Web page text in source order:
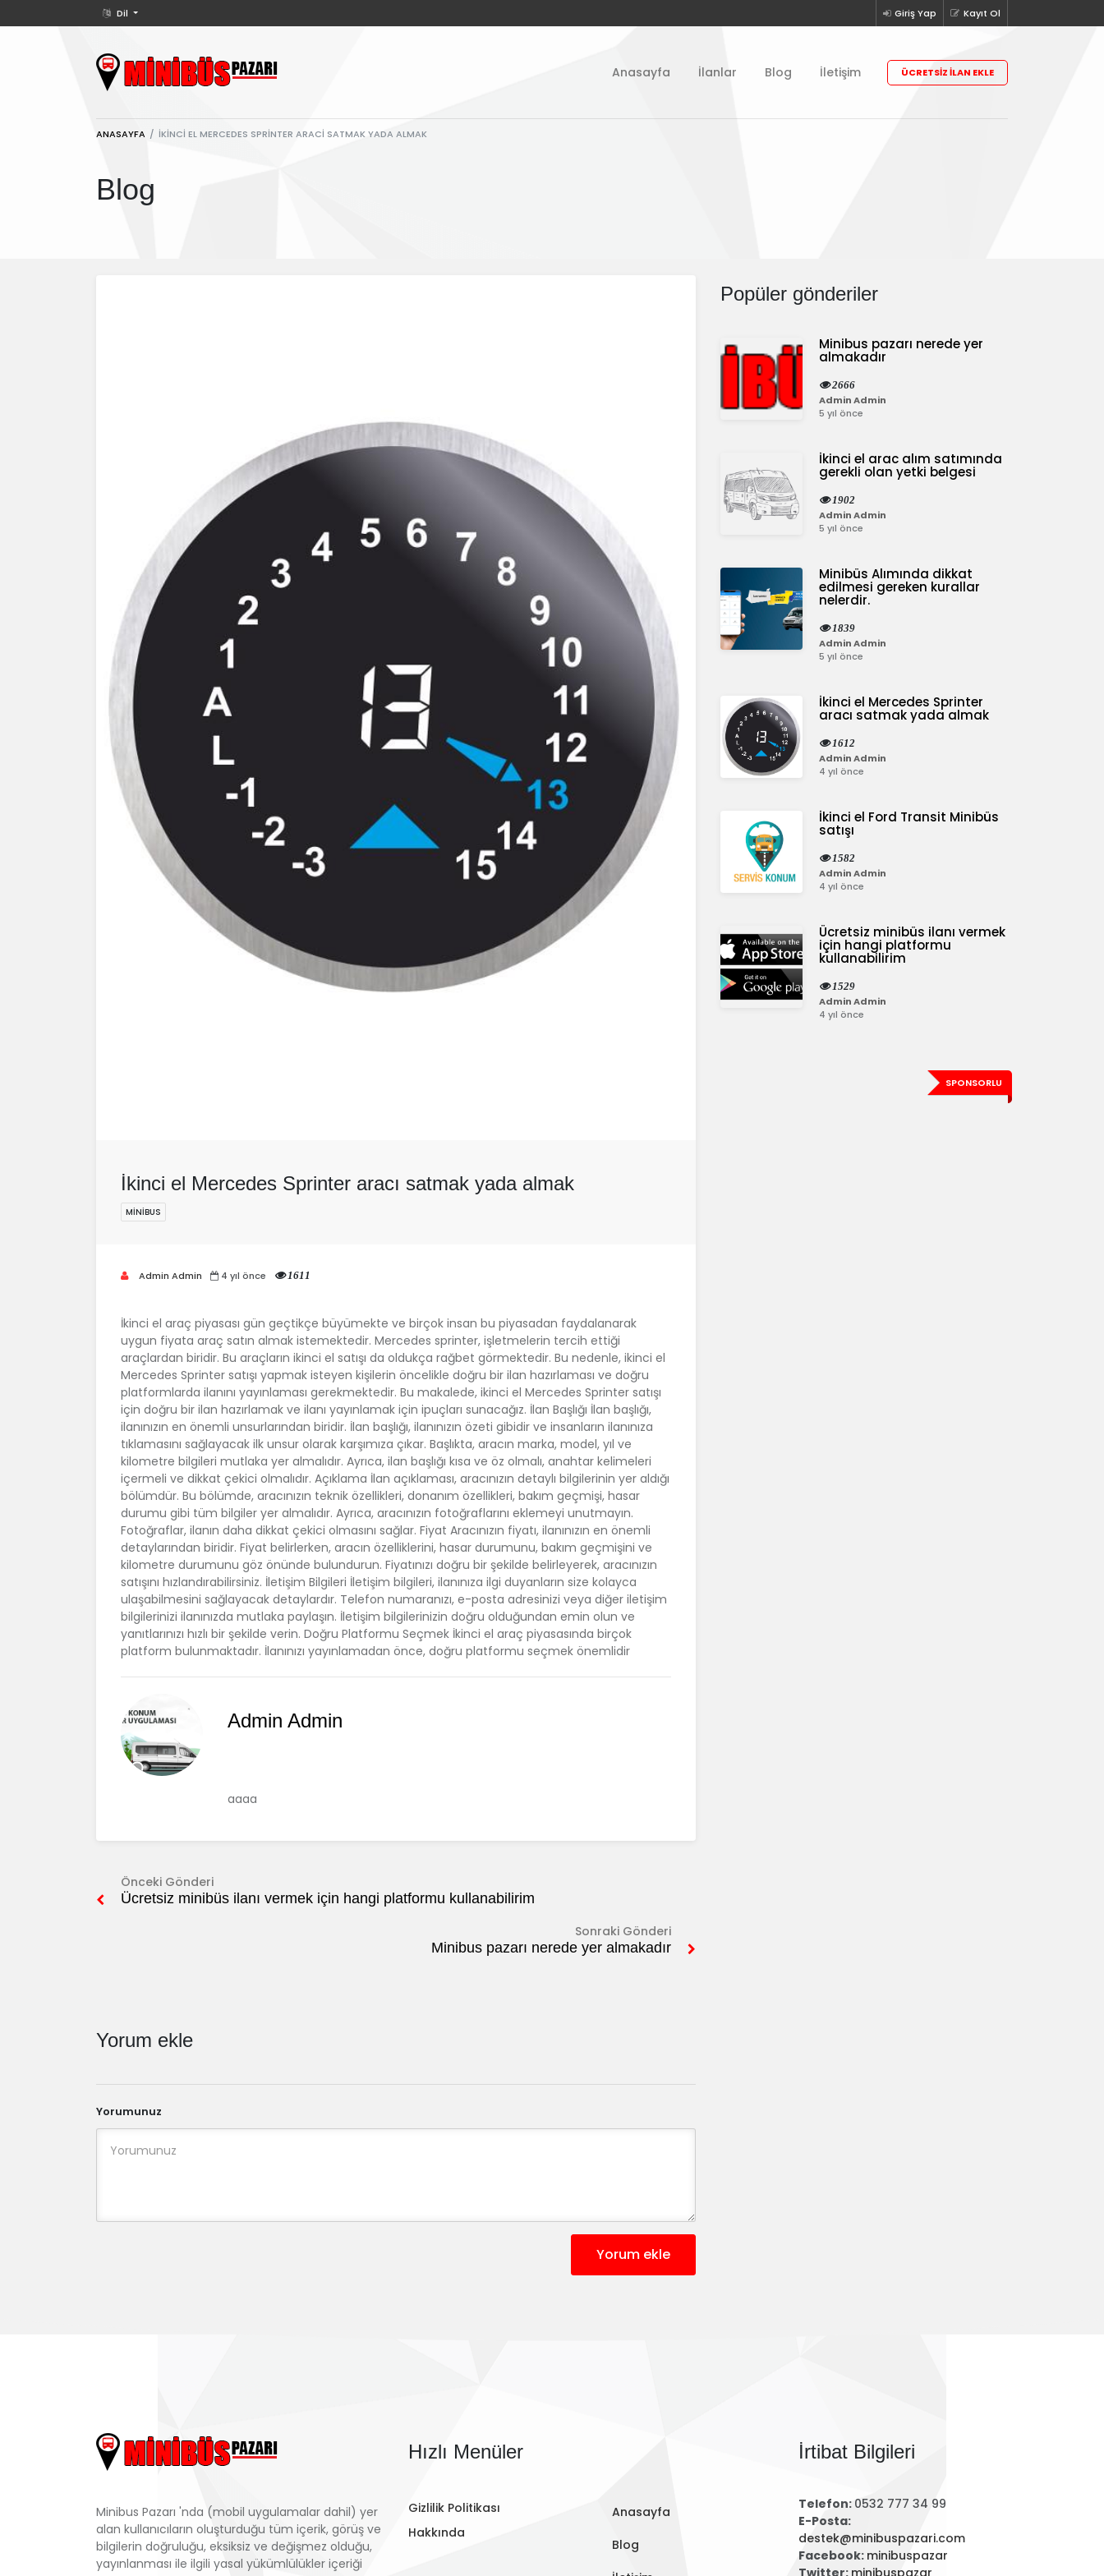
Dil Giriş Yap Kayıt Ol
Anasayfa İlanlar Blog İletişim ÜCRETSIZ İLAN EKLE
ANASAYFA IKINCI EL MERCEDES SPRINTER ARACI SATMAK YADA ALMAK
Blog
İkinci el Mercedes Sprinter aracı satmak yada almak
MINIBUS
Admin Admin 4 yıl önce 1611
İkinci el araç piyasası gün geçtikçe büyümekte ve birçok insan bu piyasadan faydalanarak
uygun fiyata araç satın almak istemektedir. Mercedes sprinter, işletmelerin tercih ettiği
araçlardan biridir. Bu araçların ikinci el satışı da oldukça rağbet görmektedir. Bu nedenle, ikinci el
Mercedes Sprinter satışı yapmak isteyen kişilerin öncelikle doğru bir ilan hazırlaması ve doğru
platformlarda ilanını yayınlaması gerekmektedir. Bu makalede, ikinci el Mercedes Sprinter satışı
için doğru bir ilan hazırlamak ve ilanı yayınlamak için ipuçları sunacağız. İlan Başlığı İlan başlığı,
ilanınızın en önemli unsurlarından biridir. İlan başlığı, ilanınızın özeti gibidir ve insanların ilanınıza
tıklamasını sağlayacak ilk unsur olarak karşımıza çıkar. Başlıkta, aracın marka, model, yıl ve
kilometre bilgileri mutlaka yer almalıdır. Ayrıca, ilan başlığı kısa ve öz olmalı, anahtar kelimeleri
içermeli ve dikkat çekici olmalıdır. Açıklama İlan açıklaması, aracınızın detaylı bilgilerinin yer aldığı
bölümdür. Bu bölümde, aracınızın teknik özellikleri, donanım özellikleri, bakım geçmişi, hasar
durumu gibi tüm bilgiler yer almalıdır. Ayrıca, aracınızın fotoğraflarını eklemeyi unutmayın.
Fotoğraflar, ilanın daha dikkat çekici olmasını sağlar. Fiyat Aracınızın fiyatı, ilanınızın en önemli
detaylarından biridir. Fiyat belirlerken, aracın özelliklerini, hasar durumunu, bakım geçmişini ve
kilometre durumunu göz önünde bulundurun. Fiyatınızı doğru bir şekilde belirleyerek, aracınızın
satışını hızlandırabilirsiniz. İletişim Bilgileri İletişim bilgileri, ilanınıza ilgi duyanların size kolayca
ulaşabilmesini sağlayacak detaylardır. Telefon numaranızı, e-posta adresinizi veya diğer iletişim
bilgilerinizi ilanınızda mutlaka paylaşın. İletişim bilgilerinizin doğru olduğundan emin olun ve
yanıtlarınızı hızlı bir şekilde verin. Doğru Platformu Seçmek İkinci el araç piyasasında birçok
platform bulunmaktadır. İlanınızı yayınlamadan önce, doğru platformu seçmek önemlidir
Admin Admin
aaaa
Önceki Gönderi
Ücretsiz minibüs ilanı vermek için hangi platformu kullanabilirim
Sonraki Gönderi
Minibus pazarı nerede yer almakadır
Yorum ekle
Yorumunuz
Yorum ekle
Popüler gönderiler
Minibus pazarı nerede yer
almakadır
2666
Admin Admin
5 yıl önce
İkinci el arac alım satımında
gerekli olan yetki belgesi
1902
Admin Admin
5 yıl önce
Minibüs Alımında dikkat
edilmesi gereken kurallar
nelerdir.
1839
Admin Admin
5 yıl önce
İkinci el Mercedes Sprinter
aracı satmak yada almak
1612
Admin Admin
4 yıl önce
İkinci el Ford Transit Minibüs
satışı
1582
Admin Admin
4 yıl önce
Ücretsiz minibüs ilanı vermek
için hangi platformu
kullanabilirim
1529
Admin Admin
4 yıl önce
SPONSORLU
Minibus Pazarı 'nda (mobil uygulamalar dahil) yer
alan kullanıcıların oluşturduğu tüm içerik, görüş ve
bilgilerin doğruluğu, eksiksiz ve değişmez olduğu,
yayınlanması ile ilgili yasal yükümlülükler içeriği
Hızlı Menüler
Gizlilik Politikası
Hakkında
Anasayfa
Blog
İrtibat Bilgileri
Telefon: 0532 777 34 99
E-Posta:
destek@minibuspazari.com
Facebook: minibuspazar
Twitter: minibuspazar